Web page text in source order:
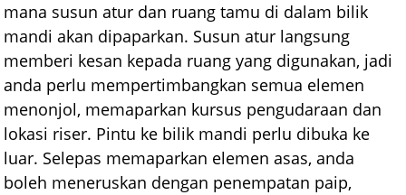
mana susun atur dan ruang tamu di dalam bilik
mandi akan dipaparkan. Susun atur langsung
memberi kesan kepada ruang yang digunakan, jadi
anda perlu mempertimbangkan semua elemen
menonjol, memaparkan kursus pengudaraan dan
lokasi riser. Pintu ke bilik mandi perlu dibuka ke
luar. Selepas memaparkan elemen asas, anda
boleh meneruskan dengan penempatan paip,